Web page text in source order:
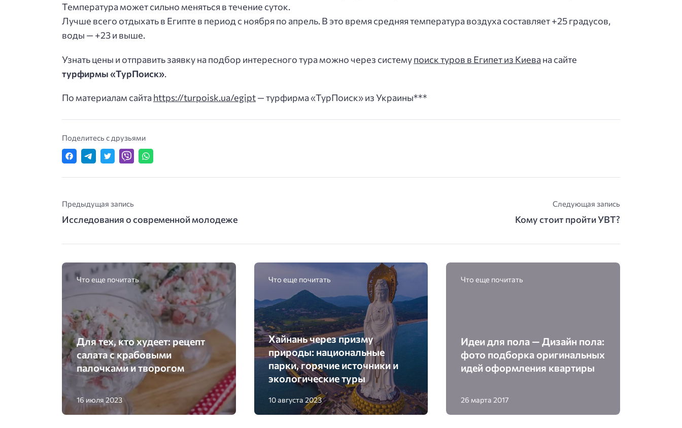
Температура может сильно меняться в течение суток.
Лучше всего отдыхать в Египте в период с ноября по апрель. В это время средняя температура воздуха составляет +25 градусов,
воды — +23 и выше.
Узнать цены и отправить заявку на подбор интересного тура можно через системупоиск туров в Египет из Киева на сайте
турфирмы«ТурПоиск».
По материалам сайта https://turpoisk.ua/egipt— турфирма «ТурПоиск» из Украины***
Поделитесь с друзьями
Предыдущая запись
Исследования о современной молодеже
Следующая запись
Кому стоит пройти УВТ?
Что еще почитать
Для тех, кто худеет: рецепт
салата с крабовыми
палочками и творогом
16 июля 2023
Что еще почитать
Хайнань через призму
природы: национальные
парки, горячие источники и
экологические туры
10 августа 2023
Что еще почитать
Идеи для пола — Дизайн пола:
фото подборка оригинальных
идей оформления квартиры
26 марта 2017